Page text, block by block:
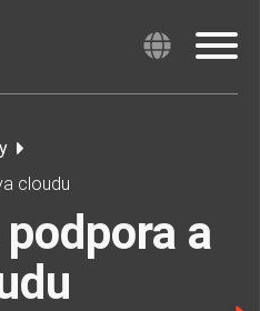
cloudu
a